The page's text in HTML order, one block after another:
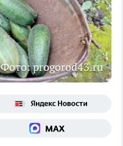
Фото: progorod43.ru